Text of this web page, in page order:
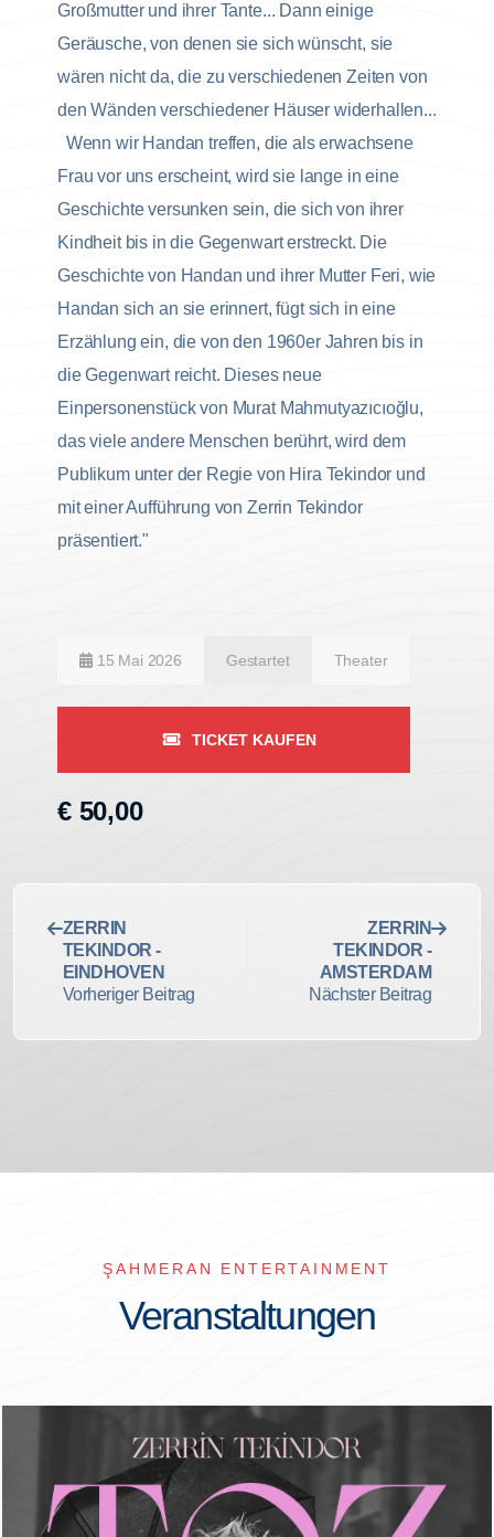
Großmutter und ihrer Tante... Dann einige
Geräusche, von denen sie sich wünscht, sie
wären nicht da, die zu verschiedenen Zeiten von
den Wänden verschiedener Häuser widerhallen...
Wenn wir Handan treffen, die als erwachsene
Frau vor uns erscheint, wird sie lange in eine
Geschichte versunken sein, die sich von ihrer
Kindheit bis in die Gegenwart erstreckt. Die
Geschichte von Handan und ihrer Mutter Feri, wie
Handan sich an sie erinnert, fügt sich in eine
Erzählung ein, die von den 1960er Jahren bis in
die Gegenwart reicht. Dieses neue
Einpersonenstück von Murat Mahmutyazıcıoğlu,
das viele andere Menschen berührt, wird dem
Publikum unter der Regie von Hira Tekindor und
mit einer Aufführung von Zerrin Tekindor
präsentiert."
15 Mai 2026 Gestartet Theater
TICKET KAUFEN
€ 50,00
ZERRIN
TEKINDOR -
EINDHOVEN
Vorheriger Beitrag
ZERRIN
TEKINDOR -
AMSTERDAM
Nächster Beitrag
ŞAHMERAN ENTERTAINMENT
Veranstaltungen